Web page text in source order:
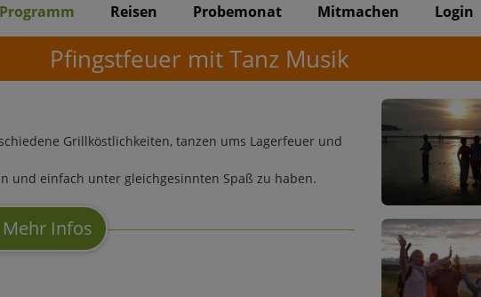
Programm Reisen Probemonat Mitmachen Login
Pfingstfeuer mit Tanz Musik
Grillköstlichkeiten, tanzen ums Lagerfeuer und
und einfach unter gleichgesinnten Spaß zu haben.
Mehr Infos